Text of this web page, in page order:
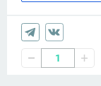
1